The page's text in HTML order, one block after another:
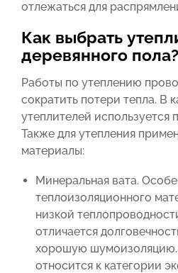
отлежаться для
Как выбрать
деревянного пола?
Работы по утеплению
сократить потери тепла. В
утеплителей используется
Также для утепления
материалы:
Минеральная вата.
теплоизоляционного
низкой
отличается
хорошую шумоизоляцию.
относится к категории